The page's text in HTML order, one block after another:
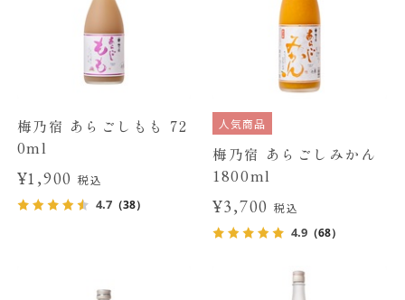
梅乃宿 あらごしもも 72
0ml
¥1,900税込
4.7（38）
人気商品
梅乃宿 あらごしみかん
1800ml
¥3,700 税込
4.9 （68）